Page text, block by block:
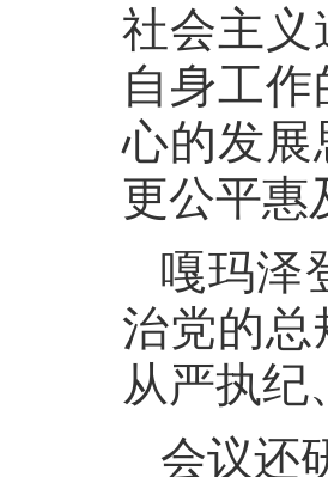
社会主义
自身工
心的发展
更公平惠
嘎玛泽
治党的总
从严执纪
会议还